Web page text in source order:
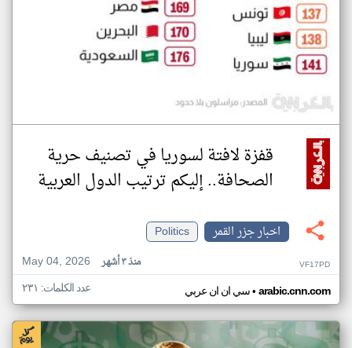
قفزة لافتة لسوريا في تصنيف حرية
الصحافة.. إليكم ترتيب الدول العربية
اخبار جزر القمر
Politics
May 04, 2026
منذ ٣ أشهر VF17PD
سي ان ان عربي• arabic.cnn.com عدد الكلمات: ٢٣١